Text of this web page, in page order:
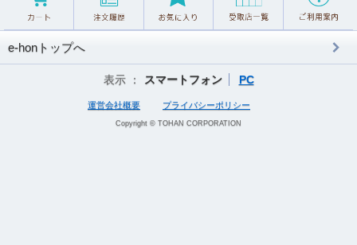
e-honトップへ
表示 ： スマートフォン PC
運営会社概要 プライバシーポリシー
Copyright © TOHAN CORPORATION